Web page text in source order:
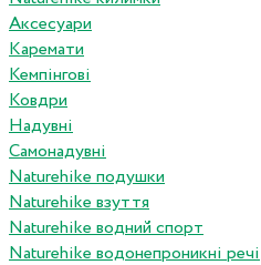
Аксесуари
Каремати
Кемпінгові
Ковдри
Надувні
Самонадувні
Naturehike подушки
Naturehike взуття
Naturehike водний спорт
Naturehike водонепроникні речі